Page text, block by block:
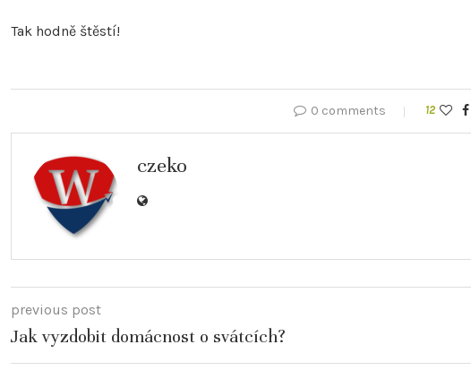
Tak hodně štěstí!
0 comments 12
czeko
previous post
Jak vyzdobit domácnost o svátcích?